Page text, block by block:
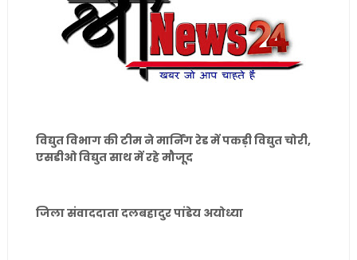
विद्युत विभाग की टीम ने मार्निंग रेड में पकड़ी विद्युत चोरी,
एसडीओ विद्युत साथ में रहे मौजूद
जिला संवाददाता दलबहादुर पांडेय अयोध्या